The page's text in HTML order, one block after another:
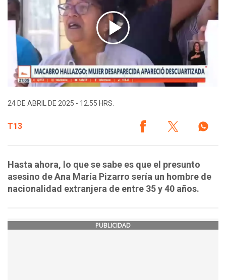
24 DE ABRIL DE 2025 - 12:55 HRS.
T13
Hasta ahora, lo que se sabe es que el presunto
asesino de Ana María Pizarro sería un hombre de
nacionalidad extranjera de entre 35 y 40 años.
PUBLICIDAD